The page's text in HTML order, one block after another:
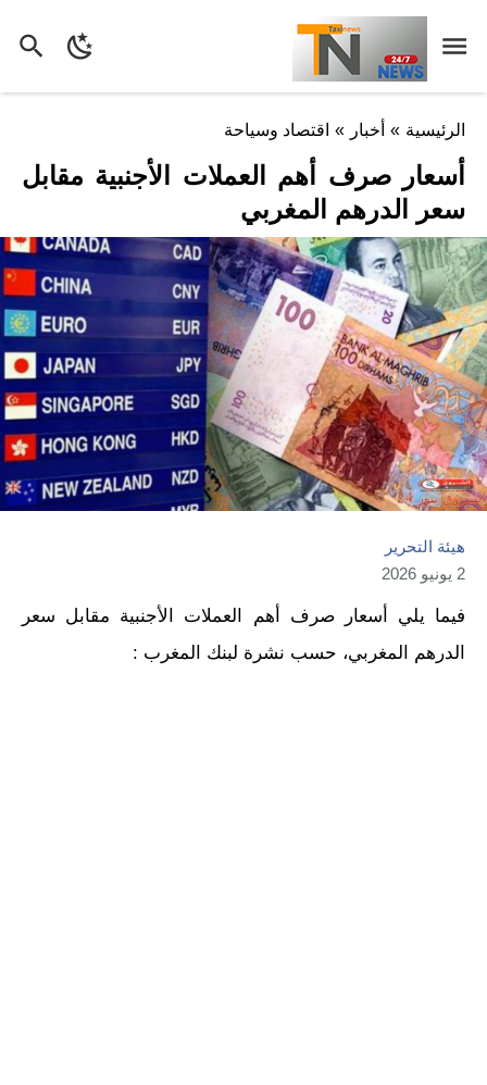
الرئيسية » أخبار » اقتصاد وسياحة
أسعار صرف أهم العملات الأجنبية مقابل
سعر الدرهم المغربي
هيئة التحرير
2 يونيو 2026
فيما يلي أسعار صرف أهم العملات الأجنبية مقابل سعر
الدرهم المغربي، حسب نشرة لبنك المغرب :